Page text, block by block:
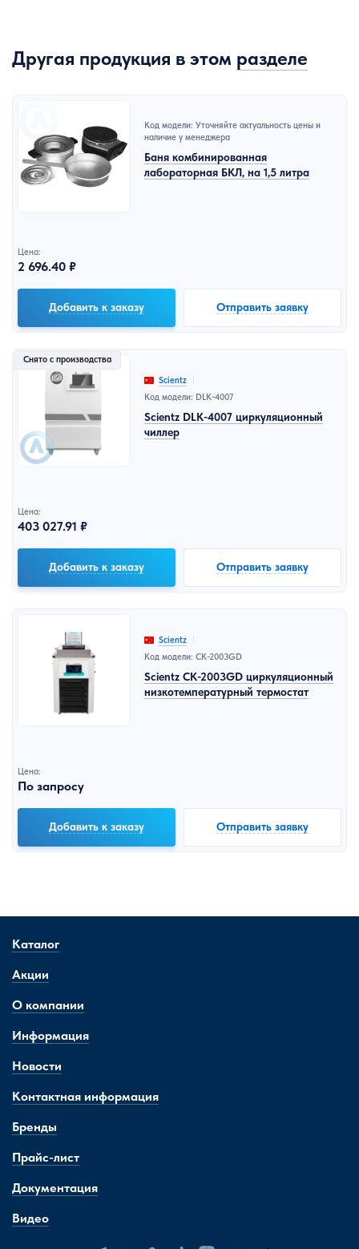
Другая продукция в этом разделе
Код модели: Уточняйте актуальность цены и
наличие у менеджера
Баня комбинированная
лабораторная БКЛ, на 1,5 литра
Цена:
2 696.40 ₽
Добавить к заказу Отправить заявку
Снято с производства
Scientz
Код модели: DLK-4007
Scientz DLK-4007 циркуляционный
чиллер
Цена:
403 027.91 ₽
Добавить к заказу Отправить заявку
Scientz
Код модели: CK-2003GD
Scientz CK-2003GD циркуляционный
низкотемпературный термостат
Цена:
По запросу
Добавить к заказу Отправить заявку
Каталог
Акции
О компании
Информация
Новости
Контактная информация
Бренды
Прайс-лист
Документация
Видео